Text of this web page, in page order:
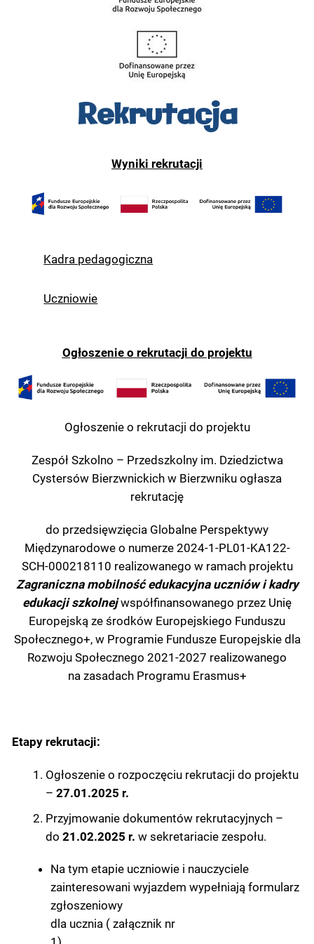
Rekrutacja
Wyniki rekrutacji
Kadra pedagogiczna
Uczniowie
Ogłoszenie o rekrutacji do projektu
Ogłoszenie o rekrutacji do projektu
Zespół Szkolno – Przedszkolny im. Dziedzictwa
Cystersów Bierzwnickich w Bierzwniku ogłasza
rekrutację
do przedsięwzięcia Globalne Perspektywy
Międzynarodowe o numerze 2024-1-PL01-KA122-
SCH-000218110 realizowanego w ramach projektu
Zagraniczna mobilność edukacyjna uczniów i kadry
edukacji szkolnejwspółfinansowanego przez Unię
Europejską ze środków Europejskiego Funduszu
Społecznego+, w Programie Fundusze Europejskie dla
Rozwoju Społecznego 2021-2027 realizowanego
na zasadach Programu Erasmus+
Etapy rekrutacji:
Ogłoszenie o rozpoczęciu rekrutacji do projektu
–27.01.2025 r.
Przyjmowanie dokumentów rekrutacyjnych –
do21.02.2025 r. w sekretariacie zespołu.
Na tym etapie uczniowie i nauczyciele
zainteresowani wyjazdem wypełniają formularz
zgłoszeniowy
dla ucznia ( załącznik nr